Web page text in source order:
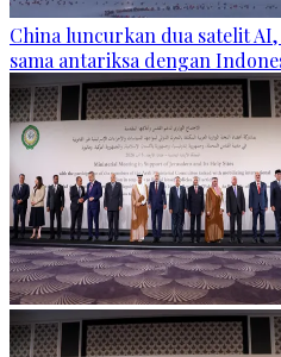
China luncurkan dua satelit
sama antariksa dengan